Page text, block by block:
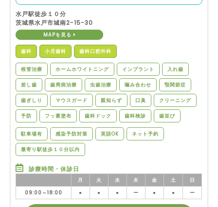
水戸駅徒歩１０分
茨城県水戸市城南2-15-30
MAPを見る
歯科 小児歯科 歯科口腔外科
根管治療 ホームホワイトニング インプラント 入れ歯
差し歯 歯周病治療 虫歯治療 噛み合わせ 顎関節症
歯ぎしり マウスガード 親知らず 口臭 クリーニング
予防 フッ素塗布 歯科ドック 歯科検診 歯並び
駐車場有 感染予防対策 英語OK ネット予約
最寄り駅徒歩１０分以内
診療時間・休診日
月 火 水 木 金 土
日
09:00～18:00
● ● ● ー ● ● ー